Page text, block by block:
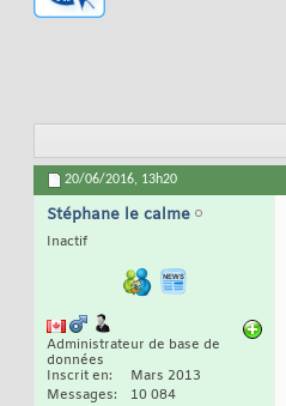
20/06/2016, 13h20
Stéphane le calme
Inactif
Administrateur de base de
données
Inscrit en
Mars 2013
Messages
10 084